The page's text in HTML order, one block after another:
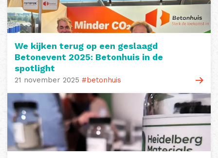
We kijken terug op een geslaagd
Betonevent 2025: Betonhuis in de
spotlight
21 november 2025 #betonhuis